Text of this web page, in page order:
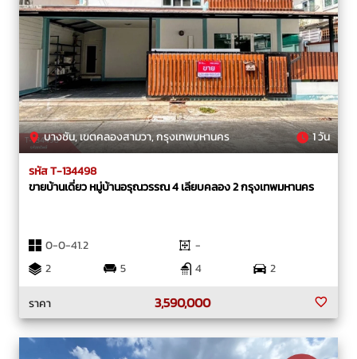
บางชัน, เขตคลองสามวา, กรุงเทพมหานคร 1 วัน
รหัส T-134498
ขายบ้านเดี่ยว หมู่บ้านอรุณวรรณ 4 เลียบคลอง 2 กรุงเทพมหานคร
0-0-41.2
-
2
5 4
2
ราคา
3,590,000